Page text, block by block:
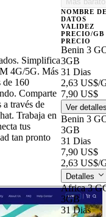
Simplifica
4G/5G. Más
de 160
Comparte
a través de
Trabaja en
tus
tan pronto
NOMBRE
DATOS
VALIDEZ
PRECIO/GB
PRECIO
Benin 3
3GB
31 Dias
2,63 US$/
7,90 US$
Ver detalles
Benin 3
3GB
31 Dias
7,90 US$
2,63 US$/
Detalles
Africa 3
3GB
31 Dias